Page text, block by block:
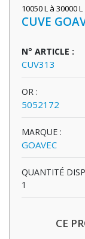
10050 L à 30000 L
CUVE
N° ARTICLE :
CUV313
OR :
5052172
MARQUE :
GOAVEC
QUANTITÉ
1
CE